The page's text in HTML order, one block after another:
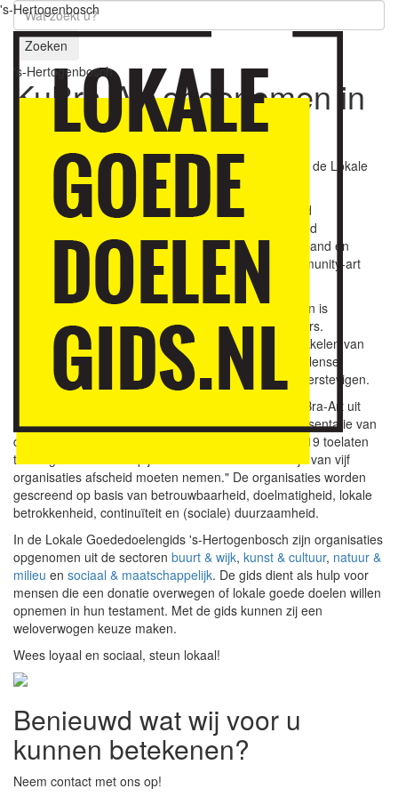
's-Hertogenbosch
's-Hertogenbosch
Zoeken
KuBra-Art opgenomen in
gids17 maart 2022
Stichting KuBra-Art is half maart 2022 opgenomen in de Lokale
Goededoelengids 's-Hertogenbosch.
KuBra-Artis een vrijwilligersorganisatie van beeldend
kunstenaars. Sinds 2011 worden individuele beeldend
kunstenaars (140) samengebracht om in groepsverband en
onder begeleiding exposities, evenementen en community-art
projecten te realiseren.
Het publiek wordt nauw betrokken bij de exposities en is
doorlopend in contact met de kunst en de kunstenaars.
Ontvangen donaties worden gebruikt voor het ontwikkelen van
nieuwe activiteiten, het onderhouden van het Rosmalense
thuishonk en om het fundament van de stichting te verstevigen.
Jan de Rond, Goede Doelen 's-Hertogenbosch: "KuBra-Art uit
Rosmalen is de elfde organisatie die wij sinds de presentatie van
de Lokale Goededoelengids 's-Hertogenbosch in 2019 toelaten
tot de gids. Tot onze spijt hebben we in de tussentijd van vijf
organisaties afscheid moeten nemen." De organisaties worden
gescreend op basis van betrouwbaarheid, doelmatigheid, lokale
betrokkenheid, continuïteit en (sociale) duurzaamheid.
In de Lokale Goededoelengids 's-Hertogenbosch zijn organisaties
opgenomen uit de sectoren buurt & wijk, kunst & cultuur, natuur &
milieu en sociaal & maatschappelijk. De gids dient als hulp voor
mensen die een donatie overwegen of lokale goede doelen willen
opnemen in hun testament. Met de gids kunnen zij een
weloverwogen keuze maken.
Wees loyaal en sociaal, steun lokaal!
Benieuwd wat wij voor u
kunnen betekenen?
Neem contact met ons op!